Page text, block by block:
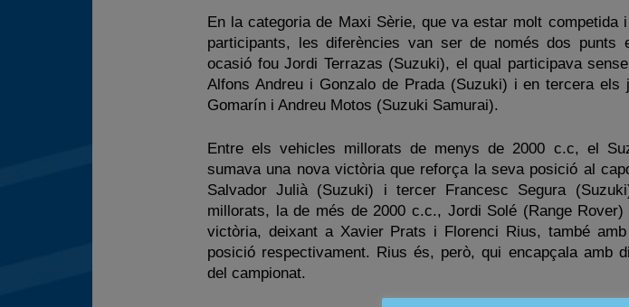
En la categoria de Maxi Sèrie, que va estar molt
participants, les diferències van ser de només dos punts
ocasió fou Jordi Terrazas (Suzuki), el qual participava
Alfons Andreu i Gonzalo de Prada (Suzuki) i en tercera els
Gomarín i Andreu Motos (Suzuki Samurai).
Entre els vehicles millorats de menys de 2000 c.c, el
sumava una nova victòria que reforça la seva posició al
Salvador Julià (Suzuki) i tercer Francesc Segura
millorats, la de més de 2000 c.c., Jordi Solé (Range
victòria, deixant a Xavier Prats i Florenci Rius, també
posició respectivament. Rius és, però, qui encapçala amb
del campionat.